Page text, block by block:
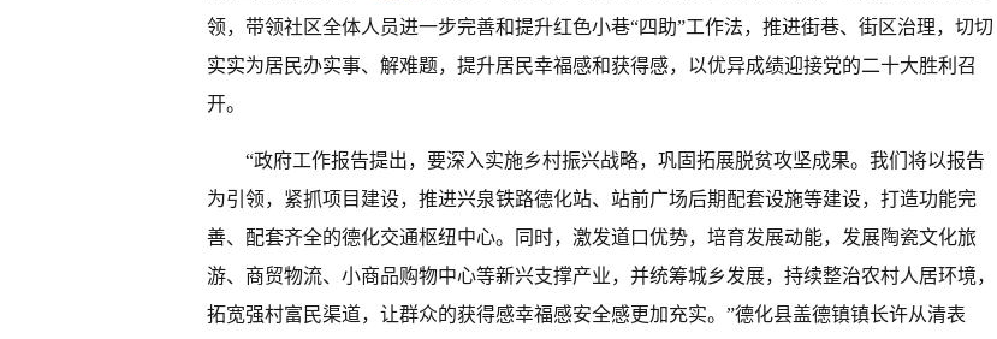
领，带领社区全体人员进一步完善和提升红色小巷“四助”工作法，推进街巷、街区治理，切切
实实为居民办实事、解难题，提升居民幸福感和获得感，以优异成绩迎接党的二十大胜利召
开。
“政府工作报告提出，要深入实施乡村振兴战略，巩固拓展脱贫攻坚成果。我们将以报告
为引领，紧抓项目建设，推进兴泉铁路德化站、站前广场后期配套设施等建设，打造功能完
善、配套齐全的德化交通枢纽中心。同时，激发道口优势，培育发展动能，发展陶瓷文化旅
游、商贸物流、小商品购物中心等新兴支撑产业，并统筹城乡发展，持续整治农村人居环境，
拓宽强村富民渠道，让群众的获得感幸福感安全感更加充实。”德化县盖德镇镇长许从清表